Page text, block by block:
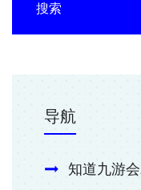
导航
知道九游